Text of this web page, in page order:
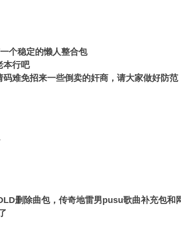
个稳定的懒人整合包
本行吧
难免招来一些倒卖的奸商，请大家做好防范
删除曲包，传奇地雷男pusu歌曲补充包和